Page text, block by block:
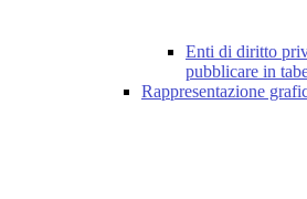
Enti di diritto
pubblicare in
Rappresentazione